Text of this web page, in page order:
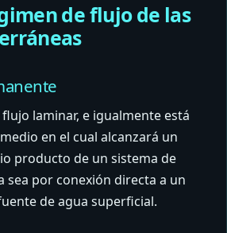
de flujo de las
laminar, e igualmente está
en el cual alcanzará un
producto de un sistema de
sea por conexión directa a un
de agua superficial.